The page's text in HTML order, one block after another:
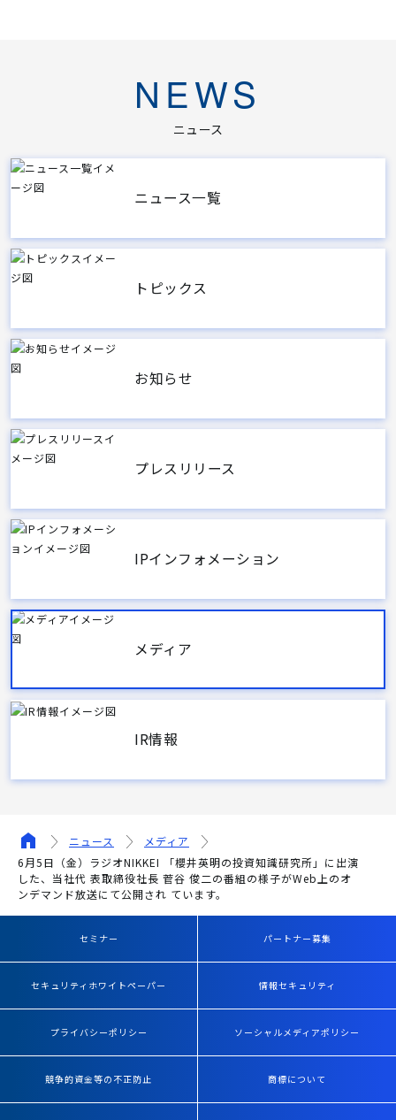
NEWS
ニュース
ニュース一覧
トピックス
お知らせ
プレスリリース
IPインフォメーション
メディア
IR情報
ニュース
メディア
6月5日（金）ラジオNIKKEI 「櫻井英明の投資知識研究所」に出演
した、当社代 表取締役社長 菅谷 俊二の番組の様子がWeb上のオ
ンデマンド放送にて公開され ています。
セミナー パートナー募集
セキュリティホワイトペーパー 情報セキュリティ
プライバシーポリシー ソーシャルメディアポリシー
競争的資金等の不正防止 商標について